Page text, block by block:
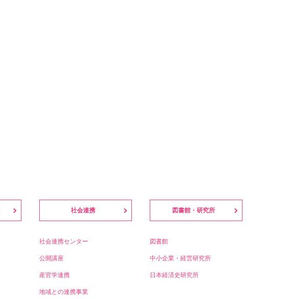
社会連携
社会連携センター
公開講座
産官学連携
地域との連携事業
図書館・研究所
図書館
中小企業・経営研究所
日本経済史研究所